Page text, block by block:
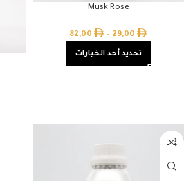
Musk Rose
29,00
–
82,00
تحديد أحد الخيارات